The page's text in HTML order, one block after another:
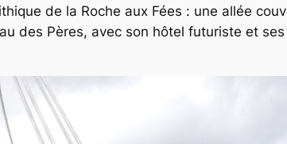
de la Roche aux Fées : une allée
des Pères, avec son hôtel futuriste et